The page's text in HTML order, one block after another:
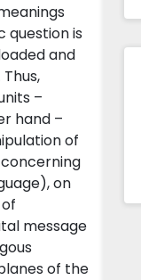
question is
and
–
hand –
of
on
message
of the